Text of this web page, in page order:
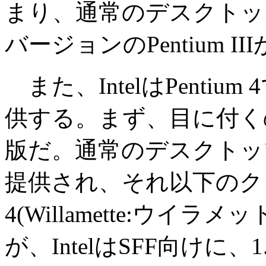
まり、通常のデスクト
バージョンのPentium III
また、IntelはPentium
供する。まず、目に付
版だ。通常のデスクト
提供され、それ以下の
4(Willamette:ウイラメ
が、IntelはSFF向けに、